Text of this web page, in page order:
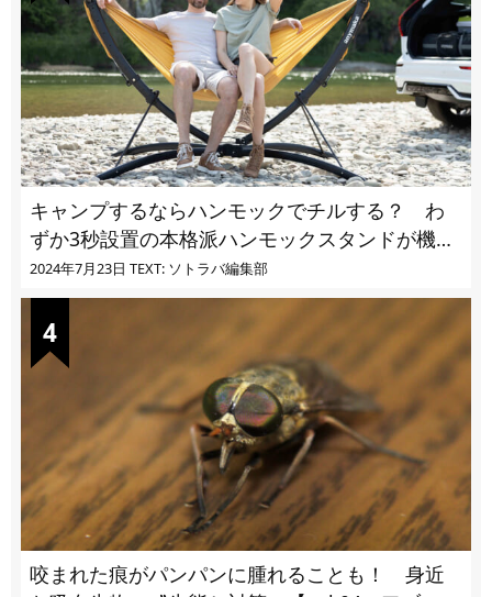
キャンプするならハンモックでチルする？ わ
ずか3秒設置の本格派ハンモックスタンドが機能
的過ぎる
2024年7月23日 TEXT: ソトラバ編集部
咬まれた痕がパンパンに腫れることも！ 身近